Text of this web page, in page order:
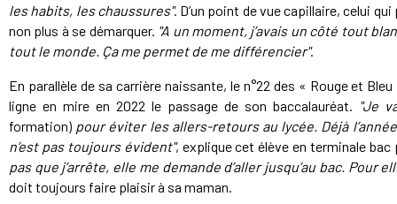
les habits, les chaussures". D’un point de vue capillaire, celui
non plus à se démarquer. "A un moment, j’avais un côté tout
tout le monde. Ça me permet de me différencier".
En parallèle de sa carrière naissante, le n°22 des « Rouge et
ligne en mire en 2022 le passage de son baccalauréat. "Je
formation) pour éviter les allers-retours au lycée. Déjà
n’est pas toujours évident", explique cet élève en terminale
pas que j’arrête, elle me demande d’aller jusqu’au bac. Pour
doit toujours faire plaisir à sa maman.